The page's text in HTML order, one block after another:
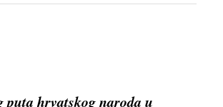
hrvatskog naroda u